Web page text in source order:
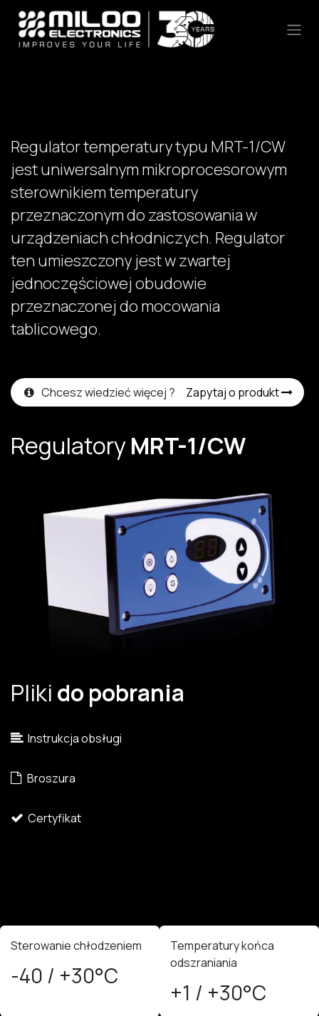
Skip to Content
Regulator temperatury typu MRT-1/CW
jest uniwersalnym mikroprocesorowym
sterownikiem temperatury
przeznaczonym do zastosowania w
urządzeniach chłodniczych. Regulator
ten umieszczony jest w zwartej
jednoczęściowej obudowie
przeznaczonej do mocowania
tablicowego.
Chcesz wiedzieć więcej ? Zapytaj o produkt
RegulatoryMRT-1/CW
Pliki do pobrania
Instrukcja obsługi
Broszura
Certyfikat
Sterowanie chłodzeniem
-40 / +30°C
Temperatury końca
odszraniania
+1 / +30°C